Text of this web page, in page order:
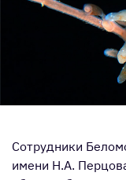
Сотрудники
имени Н.А.